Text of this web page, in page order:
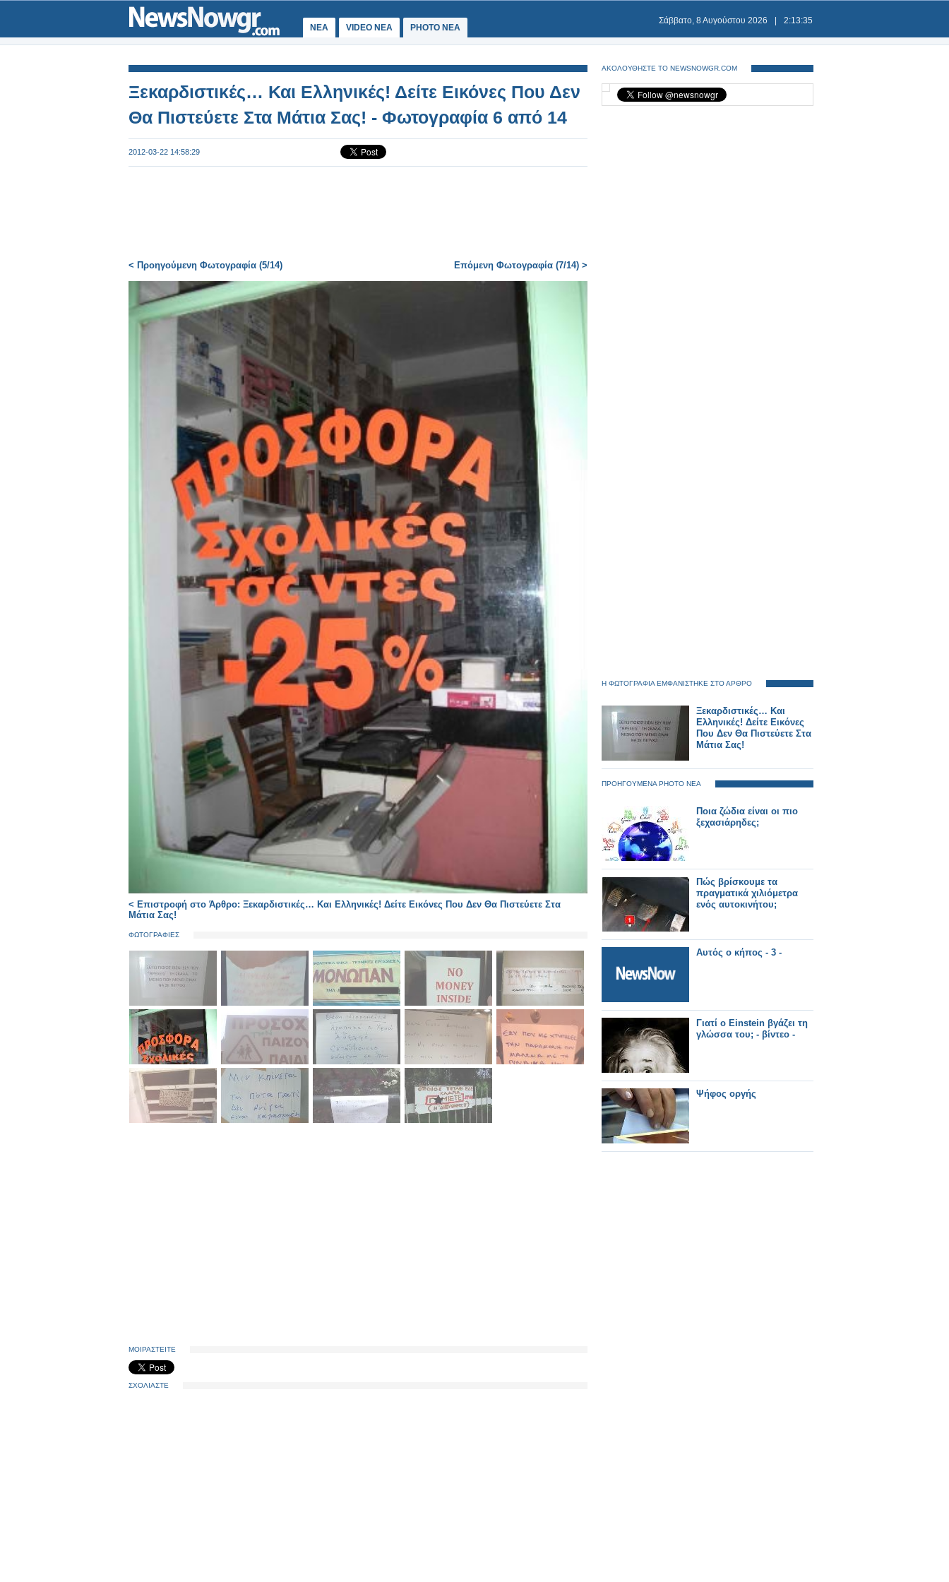
ΝΕΑ VIDEO NEA PHOTO NEA
Σάββατο, 8 Αυγούστου 2026 2:13:36
Ξεκαρδιστικές… Και Ελληνικές! Δείτε Εικόνες Που Δεν
Θα Πιστεύετε Στα Μάτια Σας! - Φωτογραφία 6 από 14
2012-03-22 14:58:29
< Προηγούμενη Φωτογραφία (5/14) Επόμενη Φωτογραφία (7/14) >
< Επιστροφή στο Άρθρο: Ξεκαρδιστικές… Και Ελληνικές! Δείτε Εικόνες Που Δεν Θα Πιστεύετε Στα
Μάτια Σας!
ΦΩΤΟΓΡΑΦΙΕΣ
ΜΟΙΡΑΣΤΕΙΤΕ
ΣΧΟΛΙΑΣΤΕ
ΑΚΟΛΟΥΘΗΣΤΕ ΤΟ NEWSNOWGR.COM
Η ΦΩΤΟΓΡΑΦΙΑ ΕΜΦΑΝΙΣΤΗΚΕ ΣΤΟ ΑΡΘΡΟ
Ξεκαρδιστικές… Και
Ελληνικές! Δείτε Εικόνες
Που Δεν Θα Πιστεύετε Στα
Μάτια Σας!
ΠΡΟΗΓΟΥΜΕΝΑ PHOTO ΝΕΑ
Ποια ζώδια είναι οι πιο
ξεχασιάρηδες;
Πώς βρίσκουμε τα
πραγματικά χιλιόμετρα
ενός αυτοκινήτου;
Αυτός ο κήπος - 3 -
Γιατί ο Einstein βγάζει τη
γλώσσα του; - βίντεο -
Ψήφος οργής